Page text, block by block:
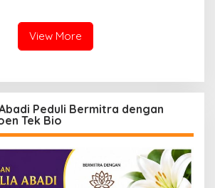
View More
Peduli Bermitra dengan
Tek Bio